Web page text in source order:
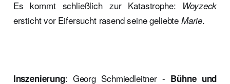
Es kommt schließlich zur Katastrophe: Woyzeck
ersticht vor Eifersucht rasend seine geliebte Marie.
Inszenierung: Georg Schmiedleitner - Bühne und